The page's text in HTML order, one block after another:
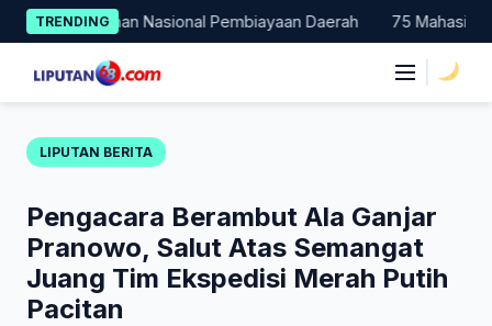
Skip
to
content
TRENDINGNasional Pembiayaan Daerah 75 Mahasiswa
LIPUTAN BERITA
Pengacara Berambut Ala Ganjar
Pranowo, Salut Atas Semangat
Juang Tim Ekspedisi Merah Putih
Pacitan